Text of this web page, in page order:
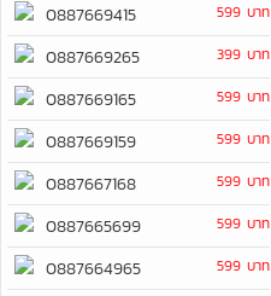
0887669415 599 บาท
0887669265 399 บาท
0887669165 599 บาท
0887669159 599 บาท
0887667168 599 บาท
0887665699 599 บาท
0887664965 599 บาท